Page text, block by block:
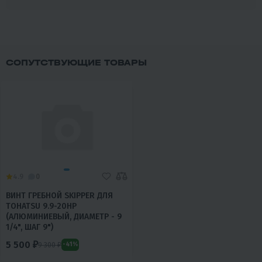
СОПУТСТВУЮЩИЕ ТОВАРЫ
ВИНТ ГРЕБНОЙ SKIPPER ДЛЯ
TOHATSU 9.9-20HP
(АЛЮМИНИЕВЫЙ, ДИАМЕТР - 9
1/4", ШАГ 9")
5 500 ₽9 300 ₽ -41%